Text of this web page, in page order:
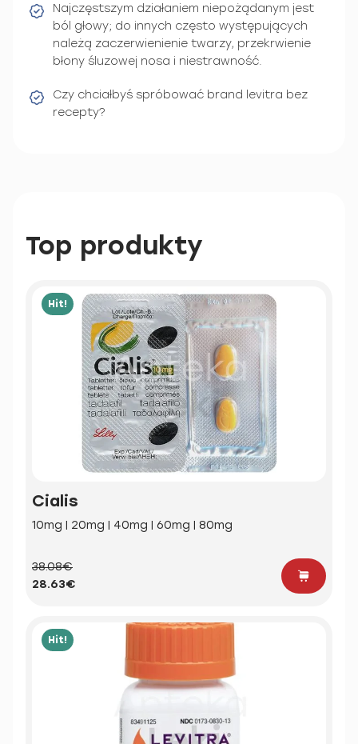
Najczęstszym działaniem niepożądanym jest
ból głowy; do innych często występujących
należą zaczerwienienie twarzy, przekrwienie
błony śluzowej nosa i niestrawność.
Czy chciałbyś spróbować brand levitra bez
recepty?
Top produkty
Hit!
Cialis
10mg | 20mg | 40mg | 60mg | 80mg
38.08€
28.63€
Hit!